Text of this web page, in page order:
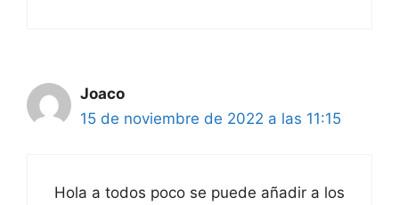
Joaco
15 de noviembre de 2022 a las 11:15
Hola a todos poco se puede añadir a los